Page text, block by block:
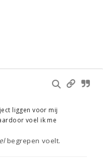
liggen voor mij
voel ik me
begrepen voelt.